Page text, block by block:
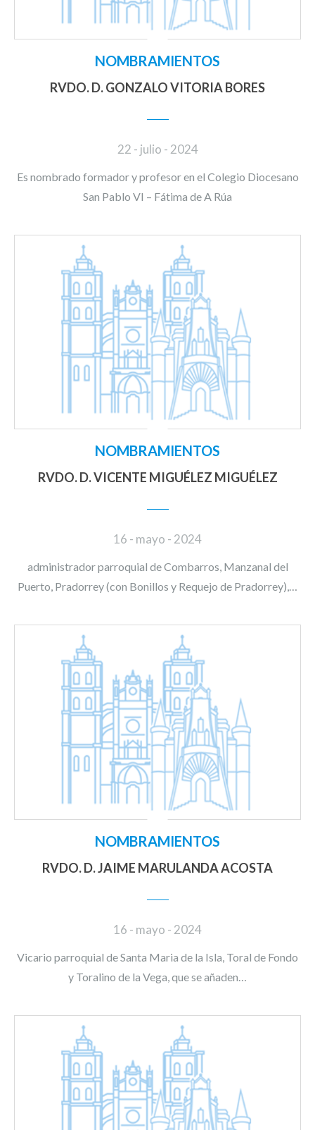
NOMBRAMIENTOS
RVDO. D. GONZALO VITORIA BORES
22 - julio - 2024
Es nombrado formador y profesor en el Colegio Diocesano
San Pablo VI – Fátima de A Rúa
NOMBRAMIENTOS
RVDO. D. VICENTE MIGUÉLEZ MIGUÉLEZ
16 - mayo - 2024
administrador parroquial de Combarros, Manzanal del
Puerto, Pradorrey (con Bonillos y Requejo de Pradorrey),…
NOMBRAMIENTOS
RVDO. D. JAIME MARULANDA ACOSTA
16 - mayo - 2024
Vicario parroquial de Santa Maria de la Isla, Toral de Fondo
y Toralino de la Vega, que se añaden…